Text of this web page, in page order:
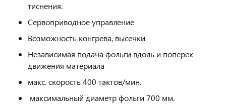
тиснения.
Сервоприводное управление
Возможность конгрева, высечки
Независимая подача фольги вдоль и поперек
движения материала
макс. скорость 400 тактов/мин.
максимальный диаметр фольги 700 мм.